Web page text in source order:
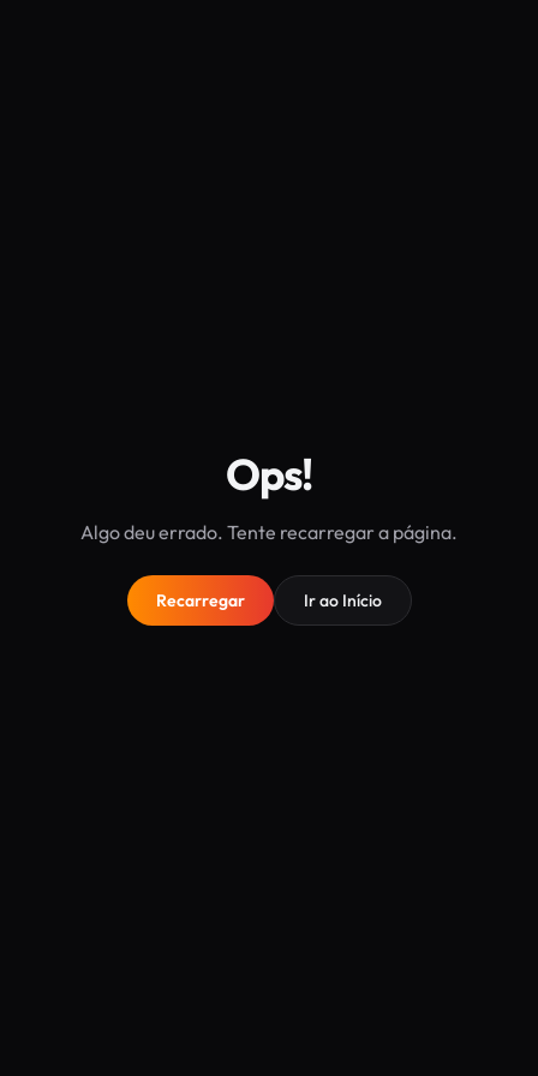
Ops!
Algo deu errado. Tente recarregar a página.
Recarregar Ir ao Início